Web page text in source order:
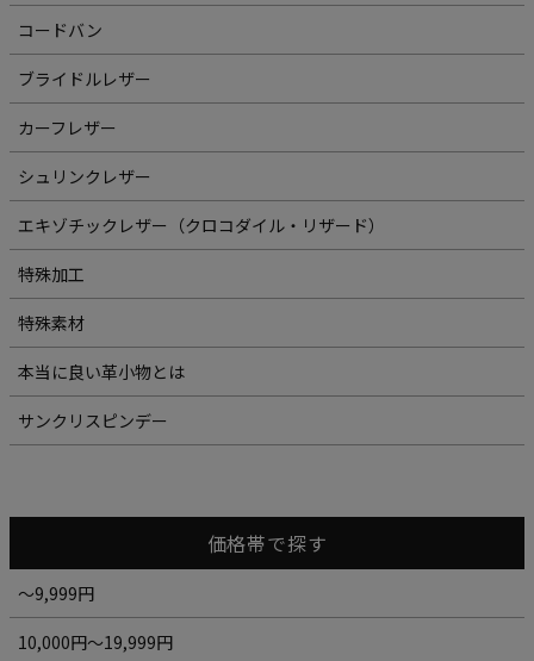
コードバン
ブライドルレザー
カーフレザー
シュリンクレザー
エキゾチックレザー（クロコダイル・リザード）
特殊加工
特殊素材
本当に良い革小物とは
サンクリスピンデー
価格帯で探す
～9,999円
10,000円～19,999円